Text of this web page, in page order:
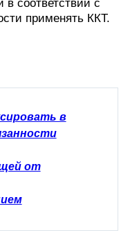
соответствии с
применять ККТ.
в
от